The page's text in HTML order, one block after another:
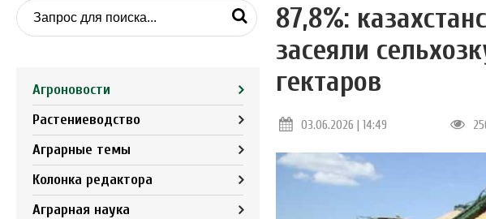
Агроновости
Растениеводство
Аграрные темы
Колонка редактора
Аграрная наука
87,8%:
засеяли
гектаров
03.06.2026 | 14:49